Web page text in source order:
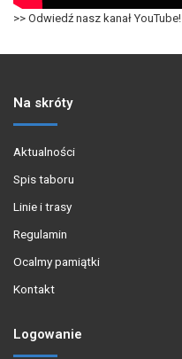
>> Odwiedź nasz kanał YouTube!
Na skróty
Aktualności
Spis taboru
Linie i trasy
Regulamin
Ocalmy pamiątki
Kontakt
Logowanie